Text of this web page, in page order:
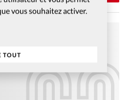
vous souhaitez activer.
TOUT